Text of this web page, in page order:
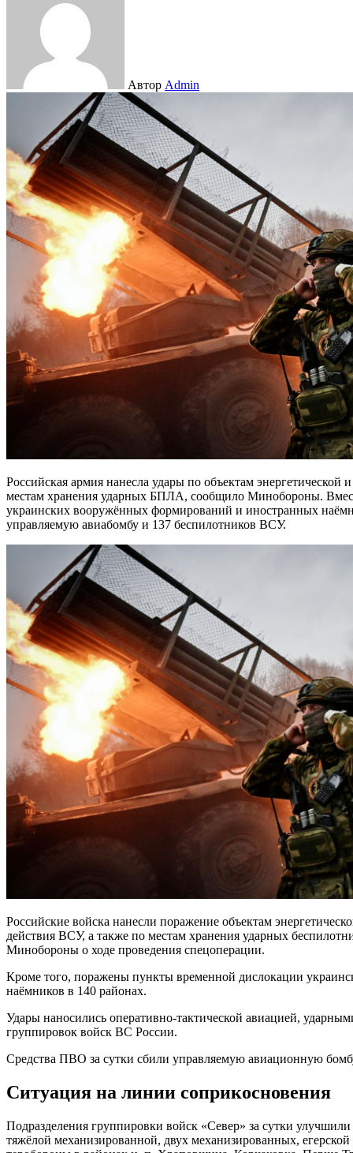
Автор Admin
Российская армия нанесла удары по объектам энергетической и транспортной инфраструктуры ВСУ, а также по
местам хранения ударных БПЛА, сообщило Минобороны.
украинских вооружённых формирований и иностранных
управляемую авиабомбу и 137 беспилотников ВСУ.
Российские войска нанесли поражение объектам
действия ВСУ, а также по местам хранения ударных
Минобороны о ходе проведения спецоперации.
Кроме того, поражены пункты временной дислокации
наёмников в 140 районах.
Удары наносились оперативно-тактической авиацией,
группировок войск ВС России.
Средства ПВО за сутки сбили управляемую авиационную
Ситуация на линии соприкосновения
Подразделения группировки войск «Север» за сутки
тяжёлой механизированной, двух механизированных,